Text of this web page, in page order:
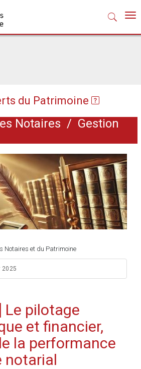
du Patrimoine
Notaires / Gestion
Notaires et du Patrimoine
2025
Le pilotage
et financier,
la performance
notarial